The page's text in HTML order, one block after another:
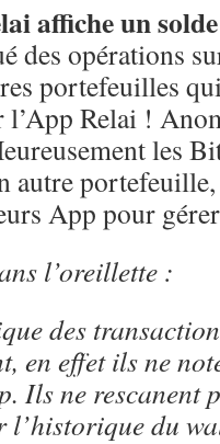
affiche un
des opérations
portefeuilles
l’App Relai !
les
autre
App pour
l’oreillette :
des
en effet ils ne
Ils ne rescanent
l’historique du